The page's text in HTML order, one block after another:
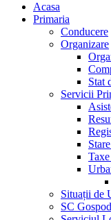
Acasa
Primaria
Conducere
Organizare
Stat
Servicii
Situații de
SC